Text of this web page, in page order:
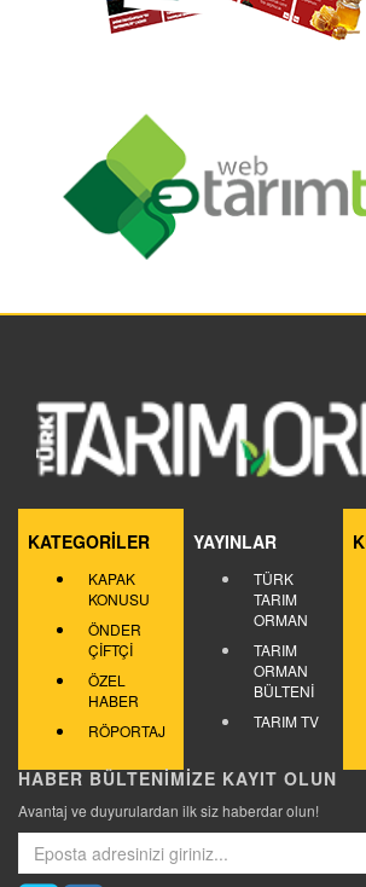
KATEGORİLER
KAPAK
KONUSU
ÖNDER
ÇİFTÇİ
ÖZEL
HABER
RÖPORTAJ
YAYINLAR
TÜRK
TARIM
ORMAN
TARIM
ORMAN
BÜLTENİ
TARIM TV
HABER BÜLTENİMİZE KAYIT OLUN
Avantaj ve duyurulardan ilk siz haberdar olun!